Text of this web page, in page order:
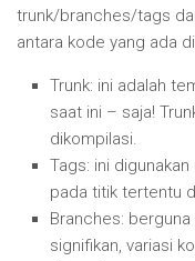
trunk/branches/tags
antara kode yang ada
Trunk: ini adalah
saat ini – saja!
dikompilasi.
Tags: ini
pada titik tertentu
Branches:
signifikan, variasi